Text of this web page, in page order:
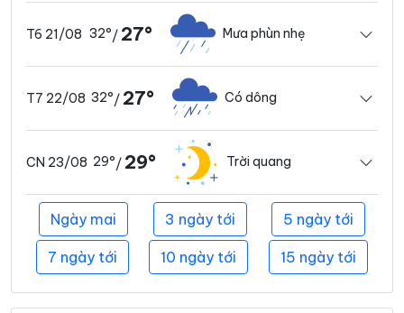
T6 21/08 32°/ 27° Mưa phùn nhẹ
T7 22/08 32°/ 27° Có dông
CN 23/08 29°/ 29° Trời quang
Ngày mai 3 ngày tới 5 ngày tới
7 ngày tới 10 ngày tới 15 ngày tới